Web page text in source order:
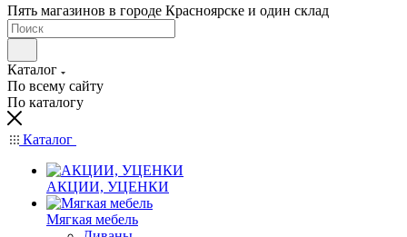
Пять магазинов в городе Красноярске и один склад
Каталог
По всему сайту
По каталогу
Каталог
АКЦИИ, УЦЕНКИ
Мягкая мебель